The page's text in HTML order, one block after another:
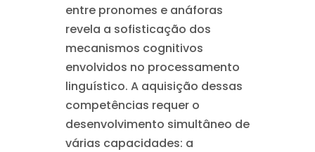
entre pronomes e anáforas
revela a sofisticação dos
mecanismos cognitivos
envolvidos no processamento
linguístico. A aquisição dessas
competências requer o
desenvolvimento simultâneo de
várias capacidades: a